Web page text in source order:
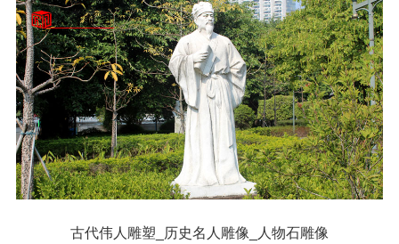
古代伟人雕塑_历史名人雕像_人物石雕像